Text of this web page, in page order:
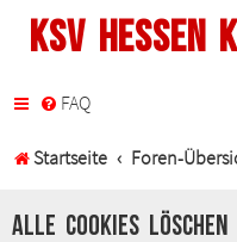
KSV Hessen
FAQ
Startseite Foren-
Alle Cookies löschen